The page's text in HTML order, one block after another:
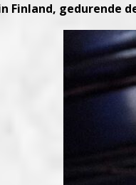
Finland, gedurende